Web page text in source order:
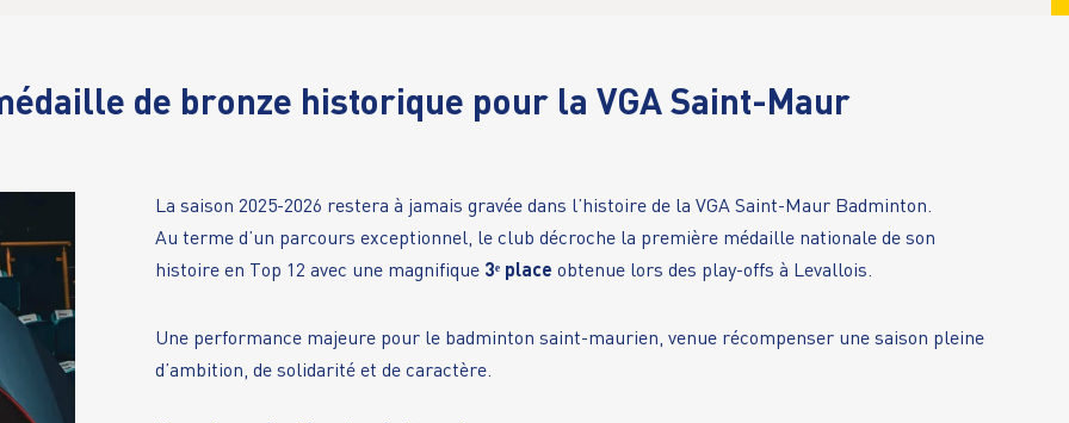
de bronze historique pour la VGA Saint-Maur
La saison 2025-2026 restera à jamais gravée dans l’histoire de la VGA Saint-Maur Badminton.
Au terme d’un parcours exceptionnel, le club décroche la première médaille nationale de son
histoire en Top 12 avec une magnifique 3ᵉ place obtenue lors des play-offs à Levallois.
Une performance majeure pour le badminton saint-maurien, venue récompenser une saison pleine
d’ambition, de solidarité et de caractère.